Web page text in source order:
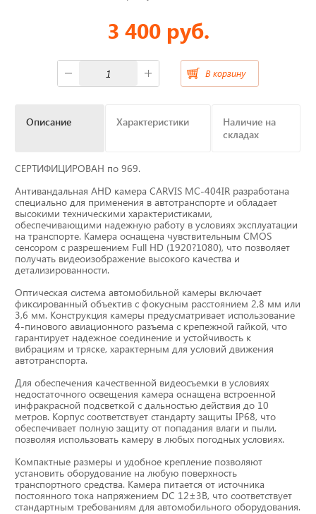
Видеонаблюдение на транспорте
Блоки СКЗИ (НКМ)
Тахографы
Элементы питания
GPS/GSM Антенны
Автоклимат
Датчики скорости
Картриджи для принтеров этикеток
Короба для тахографов
Спидометры
3 400 руб.
В корзину
Описание Характеристики
Наличие на
складах
СЕРТИФИЦИРОВАН по 969.
Антивандальная AHD камера CARVIS MC-404IR разработана
специально для применения в автотранспорте и обладает
высокими техническими характеристиками,
обеспечивающими надежную работу в условиях эксплуатации
на транспорте. Камера оснащена чувствительным CMOS
сенсором с разрешением Full HD (1920?1080), что позволяет
получать видеоизображение высокого качества и
детализированности.
Оптическая система автомобильной камеры включает
фиксированный объектив с фокусным расстоянием 2,8 мм или
3,6 мм. Конструкция камеры предусматривает использование
4-пинового авиационного разъема с крепежной гайкой, что
гарантирует надежное соединение и устойчивость к
вибрациям и тряске, характерным для условий движения
автотранспорта.
Для обеспечения качественной видеосъемки в условиях
недостаточного освещения камера оснащена встроенной
инфракрасной подсветкой с дальностью действия до 10
метров. Корпус соответствует стандарту защиты IP68, что
обеспечивает полную защиту от попадания влаги и пыли,
позволяя использовать камеру в любых погодных условиях.
Компактные размеры и удобное крепление позволяют
установить оборудование на любую поверхность
транспортного средства. Камера питается от источника
постоянного тока напряжением DC 12±3В, что соответствует
стандартным требованиям для автомобильного оборудования.